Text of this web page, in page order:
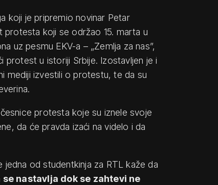
koji je pripremio novinar Petar
protesta koji se održao 15. marta u
uz pesmu EKV-a – „Zemlja za nas”,
protest u istoriji Srbije. Izostavljen je i
mediji izvestili o protestu, te da su
protesta koje su iznele svoje
da će pravda izaći na videlo i da
od studentkinja za RTL kaže da
nastavlja dok se zahtevi ne